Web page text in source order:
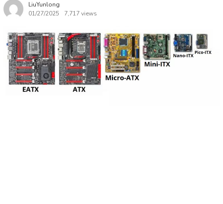
LiuYunlong
01/27/2025
7,717 views